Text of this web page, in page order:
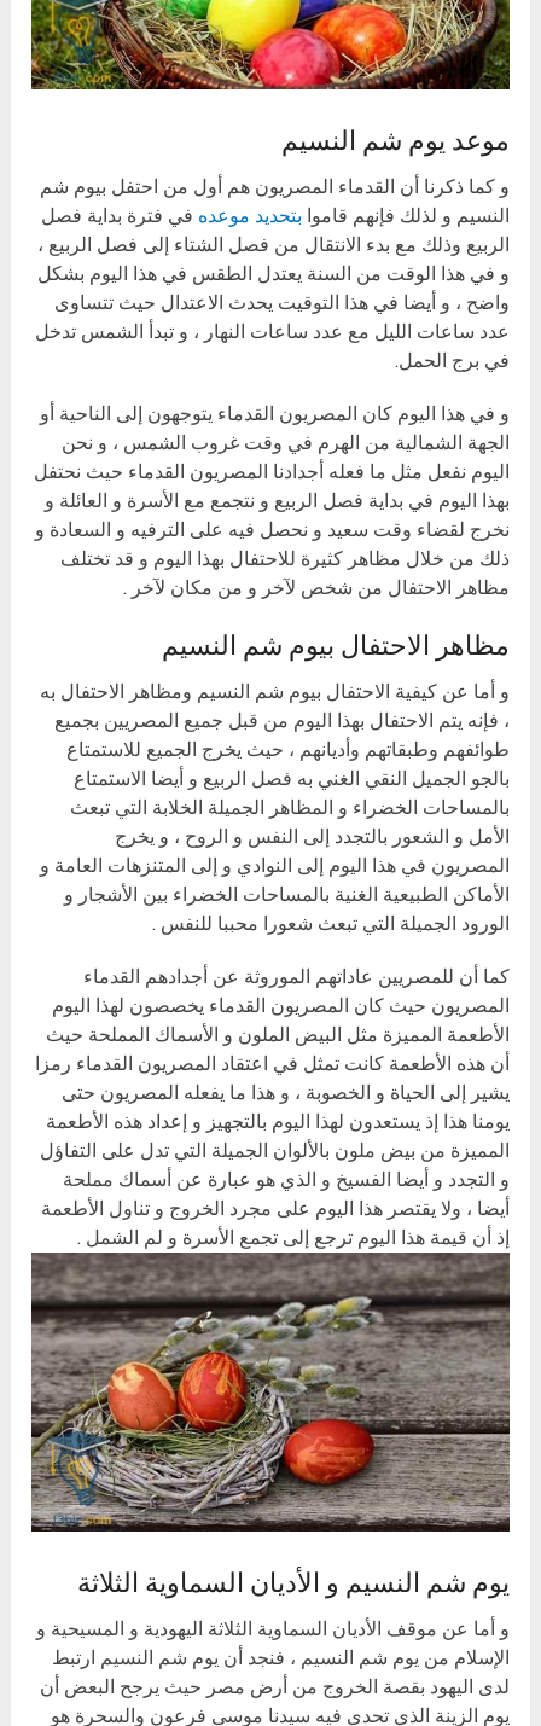
موعد يوم شم النسيم
و كما ذكرنا أن القدماء المصريون هم أول من احتفل بيوم شم
النسيم و لذلك فإنهم قاموا بتحديد موعده في فترة بداية فصل
الربيع وذلك مع بدء الانتقال من فصل الشتاء إلى فصل الربيع ،
و في هذا الوقت من السنة يعتدل الطقس في هذا اليوم بشكل
واضح ، و أيضا في هذا التوقيت يحدث الاعتدال حيث تتساوى
عدد ساعات الليل مع عدد ساعات النهار ، و تبدأ الشمس تدخل
في برج الحمل.
و في هذا اليوم كان المصريون القدماء يتوجهون إلى الناحية أو
الجهة الشمالية من الهرم في وقت غروب الشمس ، و نحن
اليوم نفعل مثل ما فعله أجدادنا المصريون القدماء حيث نحتفل
بهذا اليوم في بداية فصل الربيع و نتجمع مع الأسرة و العائلة و
نخرج لقضاء وقت سعيد و نحصل فيه على الترفيه و السعادة و
ذلك من خلال مظاهر كثيرة للاحتفال بهذا اليوم و قد تختلف
مظاهر الاحتفال من شخص لآخر و من مكان لآخر .
مظاهر الاحتفال بيوم شم النسيم
و أما عن كيفية الاحتفال بيوم شم النسيم ومظاهر الاحتفال به
، فإنه يتم الاحتفال بهذا اليوم من قبل جميع المصريين بجميع
طوائفهم وطبقاتهم وأديانهم ، حيث يخرج الجميع للاستمتاع
بالجو الجميل النقي الغني به فصل الربيع و أيضا الاستمتاع
بالمساحات الخضراء و المظاهر الجميلة الخلابة التي تبعث
الأمل و الشعور بالتجدد إلى النفس و الروح ، و يخرج
المصريون في هذا اليوم إلى النوادي و إلى المتنزهات العامة و
الأماكن الطبيعية الغنية بالمساحات الخضراء بين الأشجار و
الورود الجميلة التي تبعث شعورا محببا للنفس .
كما أن للمصريين عاداتهم الموروثة عن أجدادهم القدماء
المصريون حيث كان المصريون القدماء يخصصون لهذا اليوم
الأطعمة المميزة مثل البيض الملون و الأسماك المملحة حيث
أن هذه الأطعمة كانت تمثل في اعتقاد المصريون القدماء رمزا
يشير إلى الحياة و الخصوبة ، و هذا ما يفعله المصريون حتى
يومنا هذا إذ يستعدون لهذا اليوم بالتجهيز و إعداد هذه الأطعمة
المميزة من بيض ملون بالألوان الجميلة التي تدل على التفاؤل
و التجدد و أيضا الفسيخ و الذي هو عبارة عن أسماك مملحة
أيضا ، ولا يقتصر هذا اليوم على مجرد الخروج و تناول الأطعمة
إذ أن قيمة هذا اليوم ترجع إلى تجمع الأسرة و لم الشمل .
يوم شم النسيم و الأديان السماوية الثلاثة
و أما عن موقف الأديان السماوية الثلاثة اليهودية و المسيحية و
الإسلام من يوم شم النسيم ، فنجد أن يوم شم النسيم ارتبط
لدى اليهود بقصة الخروج من أرض مصر حيث يرجح البعض أن
يوم الزينة الذي تحدى فيه سيدنا موسى فرعون والسحرة هو